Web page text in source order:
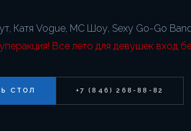
Катя Vogue, МС Шоу, Sexy Go-Go
Все лето для девушек вход
СТОЛ +7 (846) 268-88-82